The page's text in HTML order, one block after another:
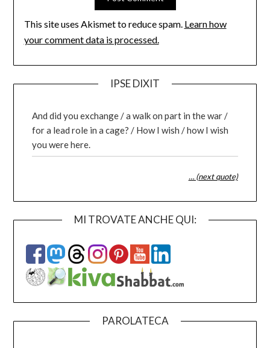
This site uses Akismet to reduce spam. Learn how
your comment data is processed.
IPSE DIXIT
And did you exchange / a walk on part in the war /
for a lead role in a cage? / How I wish / how I wish
you were here.
… (next quote)
MI TROVATE ANCHE QUI:
PAROLATECA